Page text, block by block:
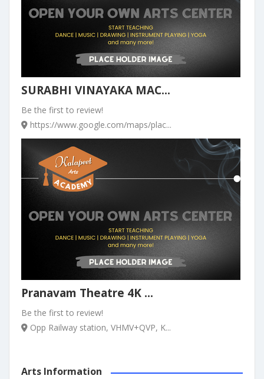
SURABHI VINAYAKA MAC...
Be the first to review!
https://www.google.com/maps/plac...
Pranavam Theatre 4K ...
Be the first to review!
Opp Railway station, VHMV+QVP, K...
Arts Information